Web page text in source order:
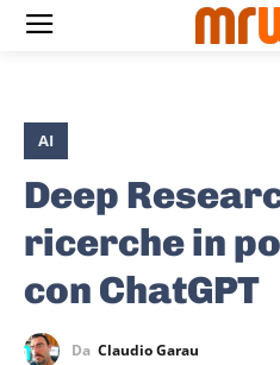
AI
Deep
ricerche in
con ChatGPT
Da Claudio Garau